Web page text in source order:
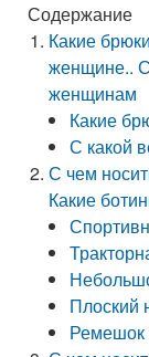
Содержание
Какие
женщине..
женщинам
Какие
С какой
С чем
Какие
Плоский
Ремешок